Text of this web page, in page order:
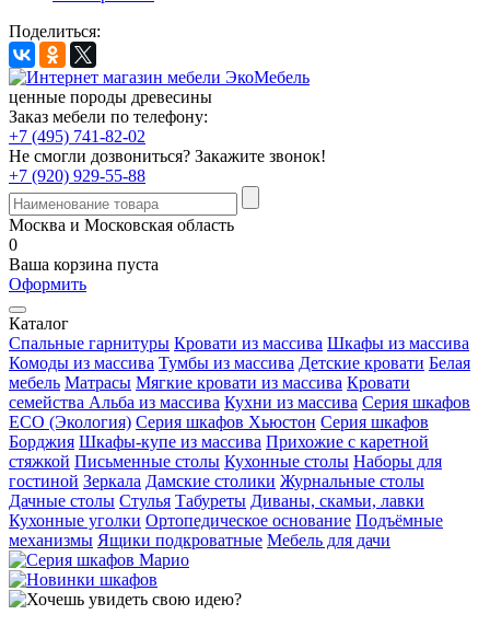
Поделиться:
ценные породы древесины
Заказ мебели по телефону:
+7 (495) 741-82-02
Не смогли дозвониться? Закажите звонок!
+7 (920) 929-55-88
Москва и Московская область
0
Ваша корзина пуста
Оформить
Каталог
Спальные гарнитуры Кровати из массива Шкафы из массива
Комоды из массива Тумбы из массива Детские кровати Белая
мебель Матрасы Мягкие кровати из массива Кровати
семейства Альба из массива Кухни из массива Серия шкафов
ECO (Экология) Серия шкафов Хьюстон Серия шкафов
Борджия Шкафы-купе из массива Прихожие с каретной
стяжкой Письменные столы Кухонные столы Наборы для
гостиной Зеркала Дамские столики Журнальные столы
Дачные столы Стулья Табуреты Диваны, скамьи, лавки
Кухонные уголки Ортопедическое основание Подъёмные
механизмы Ящики подкроватные Мебель для дачи